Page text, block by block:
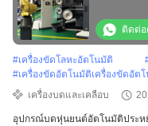
ติดต่
#เครื่องขัดโลหะอัตโนมัติ
#เครื่องขัดอัตโนมัติเครื่องขัดอัต
เครื่องบดและเคลือบ
อุปกรณ์บดหุ่นยนต์อัตโนมัติประห